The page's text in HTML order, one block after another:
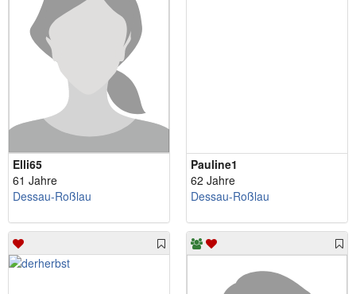
Elli65
61 Jahre
Dessau-Roßlau
Pauline1
62 Jahre
Dessau-Roßlau